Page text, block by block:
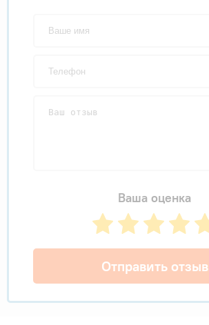
Ваша оценка
Отправить отзыв